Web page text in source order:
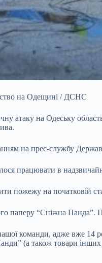
на Одещині / ДСНС
атаку на Одеську
на прес-службу
працювати в
пожежу на початковій
паперу “Сніжна Панда”.
команди, адже вже
(а також товари